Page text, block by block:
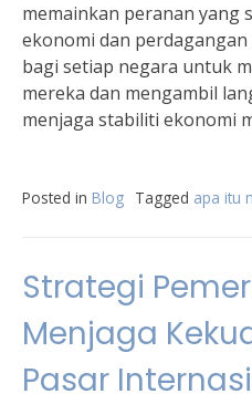
memainkan peranan yang
ekonomi dan
bagi setiap negara untuk
mereka dan mengambil
menjaga stabiliti ekonomi
Posted in Blog Tagged apa itu
Strategi
Menjaga
Pasar